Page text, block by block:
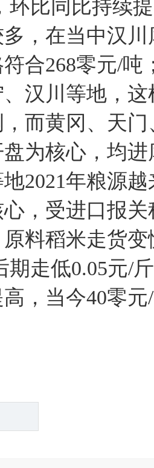
环比同比持续
，在当中汉
合268零元/
汉川等地，
而黄冈、天
为核心，均
2021年粮源
，受进口报
料稻米走货
期走低0.05元/
，当今40零